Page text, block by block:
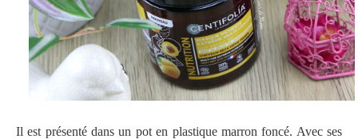
Il est présenté dans un pot en plastique marron foncé. Avec ses